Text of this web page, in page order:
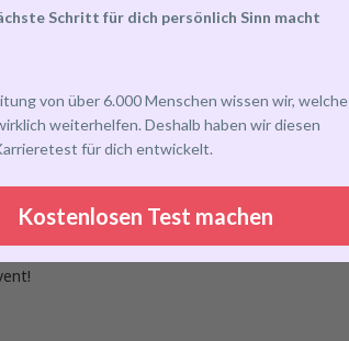
Schritt für dich persönlich Sinn macht
von über 6.000 Menschen wissen wir, welche
weiterhelfen. Deshalb haben wir diesen
für dich entwickelt.
Kostenlosen Test machen